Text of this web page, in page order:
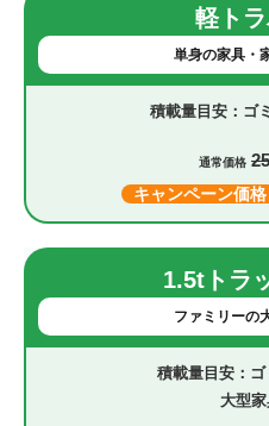
軽ト
単身の家具・
ゴ
通常価格
キャンペーン価格
1.5tトラ
ファミリーの
ゴ
大型